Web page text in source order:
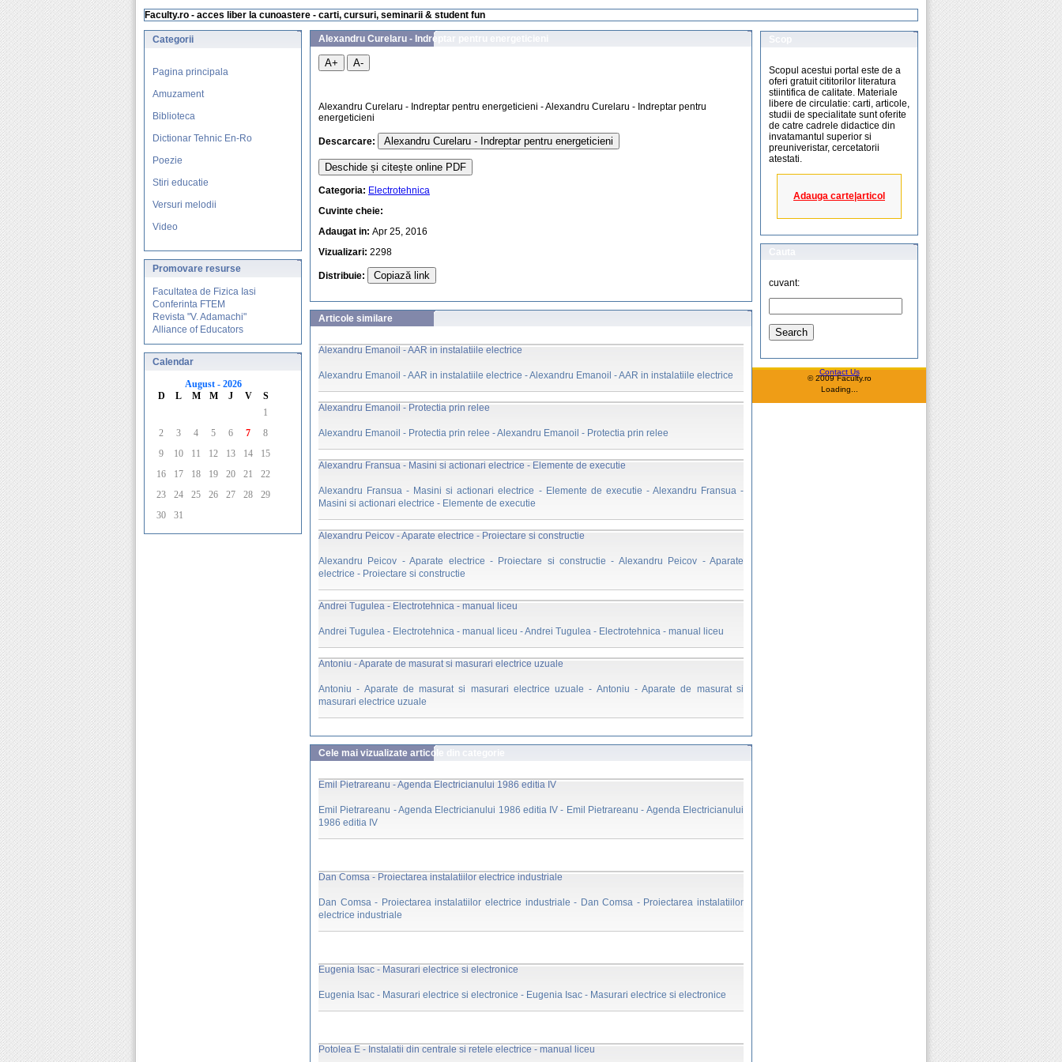
Faculty.ro - acces liber la cunoastere - carti, cursuri, seminarii & student fun
Categorii
Pagina principala
Amuzament
Biblioteca
Dictionar Tehnic En-Ro
Poezie
Stiri educatie
Versuri melodii
Video
Promovare resurse
Facultatea de Fizica Iasi
Conferinta FTEM
Revista "V. Adamachi"
Alliance of Educators
Calendar
August - 2026
D
L M M J V
S
1
2
3 4 5 6 7
8
9
10 11 12 13 14
15
16
17 18 19 20 21
22
23
24 25 26 27 28
29
30
31
Alexandru Curelaru - Indreptar pentru energeticieni
A+ A-
Alexandru Curelaru - Indreptar pentru energeticieni - Alexandru Curelaru - Indreptar pentru
energeticieni
Descarcare: Alexandru Curelaru - Indreptar pentru energeticieni
Deschide și citește online PDF
Categoria: Electrotehnica
Cuvinte cheie:
Adaugat in: Apr 25, 2016
Vizualizari: 2298
Distribuie: Copiază link
Articole similare
Alexandru Emanoil - AAR in instalatiile electrice
Alexandru Emanoil - AAR in instalatiile electrice - Alexandru Emanoil - AAR in instalatiile electrice
Alexandru Emanoil - Protectia prin relee
Alexandru Emanoil - Protectia prin relee - Alexandru Emanoil - Protectia prin relee
Alexandru Fransua - Masini si actionari electrice - Elemente de executie
Alexandru Fransua - Masini si actionari electrice - Elemente de executie - Alexandru Fransua -
Masini si actionari electrice - Elemente de executie
Alexandru Peicov - Aparate electrice - Proiectare si constructie
Alexandru Peicov - Aparate electrice - Proiectare si constructie - Alexandru Peicov - Aparate
electrice - Proiectare si constructie
Andrei Tugulea - Electrotehnica - manual liceu
Andrei Tugulea - Electrotehnica - manual liceu - Andrei Tugulea - Electrotehnica - manual liceu
Antoniu - Aparate de masurat si masurari electrice uzuale
Antoniu - Aparate de masurat si masurari electrice uzuale - Antoniu - Aparate de masurat si
masurari electrice uzuale
Cele mai vizualizate articole din categorie
Emil Pietrareanu - Agenda Electricianului 1986 editia IV
Emil Pietrareanu - Agenda Electricianului 1986 editia IV - Emil Pietrareanu - Agenda Electricianului
1986 editia IV
Dan Comsa - Proiectarea instalatiilor electrice industriale
Dan Comsa - Proiectarea instalatiilor electrice industriale - Dan Comsa - Proiectarea instalatiilor
electrice industriale
Eugenia Isac - Masurari electrice si electronice
Eugenia Isac - Masurari electrice si electronice - Eugenia Isac - Masurari electrice si electronice
Potolea E - Instalatii din centrale si retele electrice - manual liceu
Scop
Scopul acestui portal este de a
oferi gratuit cititorilor literatura
stiintifica de calitate. Materiale
libere de circulatie: carti, articole,
studii de specialitate sunt oferite
de catre cadrele didactice din
invatamantul superior si
preuniveristar, cercetatorii
atestati.
Adauga carte|articol
Cauta
cuvant:
Contact Us
© 2009 Faculty.ro
Loading...